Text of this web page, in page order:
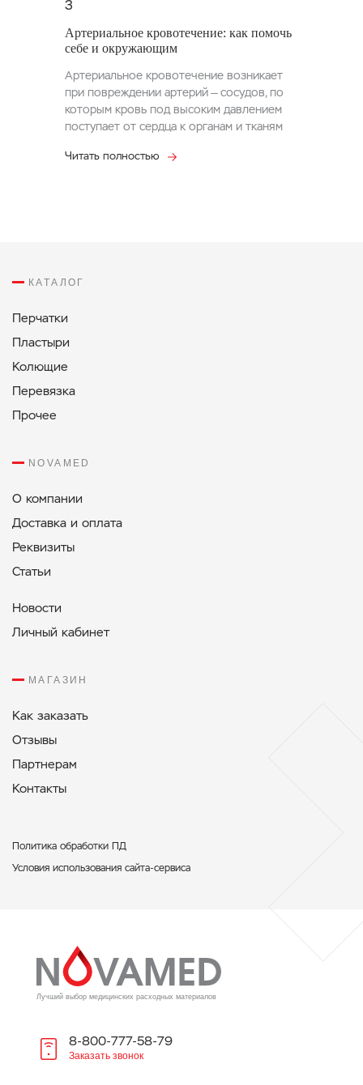
Артериальное кровотечение: как помочь
себе и окружающим
Артериальное кровотечение возникает
при повреждении артерий — сосудов, по
которым кровь под высоким давлением
поступает от сердца к органам и тканям
Читать полностью
Лучший выбор медицинских расходных материалов
8-800-777-58-79
Заказать звонок
КАТАЛОГ
Перчатки
Пластыри
Колющие
Перевязка
Прочее
NOVAMED
О компании
Доставка и оплата
Реквизиты
Статьи
Новости
Личный кабинет
МАГАЗИН
Как заказать
Отзывы
Партнерам
Контакты
Политикa обработки ПД
Условия использования сайта-сервиса